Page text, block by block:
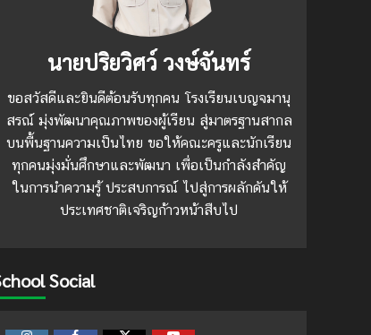
นายปริยวิศว์ วงษ์จันทร์
ขอสวัสดีและยินดีต้อนรับทุกคน โรงเรียนเบญจมานุ
สรณ์ มุ่งพัฒนาคุณภาพของผู้เรียน สู่มาตรฐานสากล
บนพื้นฐานความเป็นไทย ขอให้คณะครูและนักเรียน
ทุกคนมุ่งมั่นศึกษาและพัฒนา เพื่อเป็นกำลังสำคัญ
ในการนำความรู้ ประสบการณ์ ไปสู่การผลักดันให้
ประเทศชาติเจริญก้าวหน้าสืบไป
Social